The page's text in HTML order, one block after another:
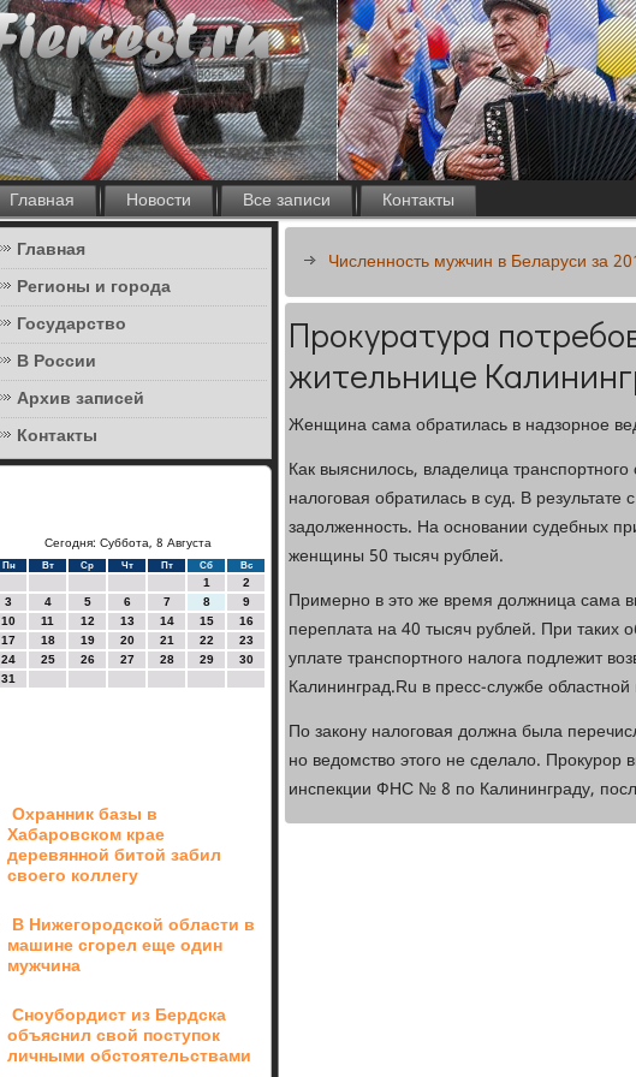
Главная Новости Все записи
Контакты
Главная
Регионы и города
Государство
В России
Архив записей
Контакты
Сегодня: Суббота, 8 Августа
Пн Вт Ср Чт Пт Сб Вс
1
2
3
4 5 6 7 8
9
10
11 12 13 14 15
16
17
18 19 20 21 22
23
24
25 26 27 28 29
30
31
Охранник базы в
Хабаровском крае
деревянной битой забил
своего коллегу
В Нижегородской области в
машине сгорел еще один
мужчина
Сноубордист из Бердска
объяснил свой поступок
личными обстоятельствами
Численность мужчин в Беларуси за
Прокуратура
жительнице
Женщина сама обратилась в надзорное
Как выяснилось, владелица
налоговая обратилась в суд. В
задолженность. На основании судебных
женщины 50 тысяч рублей.
Примерно в это же время должница сама
переплата на 40 тысяч рублей. При таких
уплате транспортного налога подлежит
Калининград.Ru в пресс-службе
По закону налоговая должна была
но ведомство этого не сделало.
инспекции ФНС № 8 по Калининграду,